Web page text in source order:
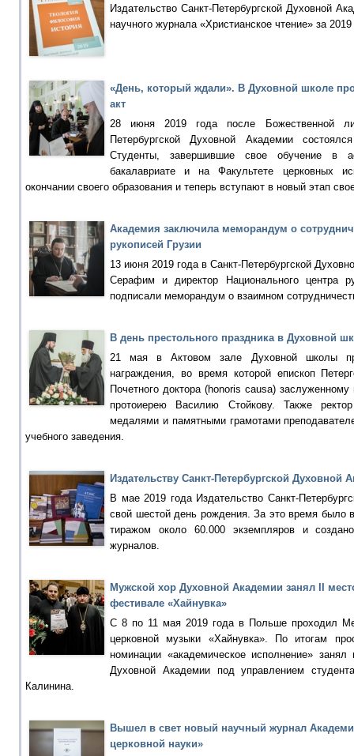
Издательство Санкт-Петербургской Духовной
научного журнала «Христианское чтение» за 2019
«День, который ждали». В Духовной школе
акт
28 июня 2019 года после Божественной
Петербургской Духовной Академии
Студенты, завершившие свое обучение в
бакалавриате и на Факультете церковных
окончании своего образования и теперь вступают в новый этап
Академия заключила меморандум о
рукописей Грузии
13 июня 2019 года в Санкт-Петербургской
Серафим и директор Национального центра
подписали меморандум о взаимном
В день престольного праздника в Духовной
21 мая в Актовом зале Духовной школы
награждения, во время которой епископ
Почетного доктора (honoris causa)
протоиерею Василию Стойкову. Также
медалями и памятными грамотами
учебного заведения.
Издательству Санкт-Петербургской Духовной
В мае 2019 года Издательство Санкт-
свой шестой день рождения. За это время было
тиражом около 60.000 экземпляров и
журналов.
Мужской хор Духовной Академии занял II
фестивале «Хайнувка»
С 8 по 11 мая 2019 года в Польше проходил
церковной музыки «Хайнувка». По итогам
номинации «академическое исполнение» занял
Духовной Академии под управлением
Калинина.
Вышел в свет новый научный журнал
церковной науки»